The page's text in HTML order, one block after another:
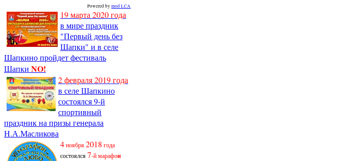
Powered bymod LCA
19 марта 2020 года
в мире праздник
"Первый день без
Шапки" и в селе
Шапкино пройдет фестиваль
Шапки NO!
2 февраля 2019 года
в селе Шапкино
состоялся 9-й
спортивный
праздник на призы генерала
Н.А.Масликова
4ноября2018 года
состоялся7-й марафон